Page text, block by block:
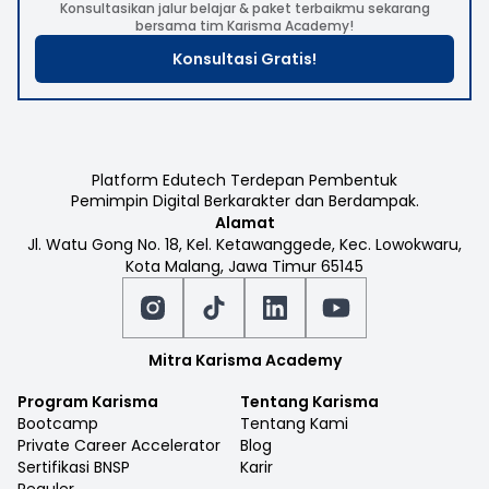
Konsultasikan jalur belajar & paket terbaikmu sekarang
bersama tim Karisma Academy!
Konsultasi Gratis!
Platform Edutech Terdepan Pembentuk
Pemimpin Digital Berkarakter dan Berdampak.
Alamat
Jl. Watu Gong No. 18, Kel. Ketawanggede, Kec. Lowokwaru,
Kota Malang, Jawa Timur 65145
Program Karisma
Bootcamp
Private Career Accelerator
Sertifikasi BNSP
Tentang Karisma
Tentang Kami
Blog
Karir
Mitra Karisma Academy